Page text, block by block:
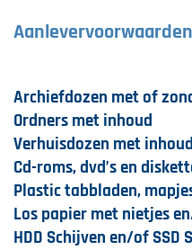
Archiefdozen met of
Ordners met inhoud
Verhuisdozen met inhoud
Cd-roms, dvd’s en
Plastic tabbladen,
Los papier met nietjes
HDD Schijven en/of SSD